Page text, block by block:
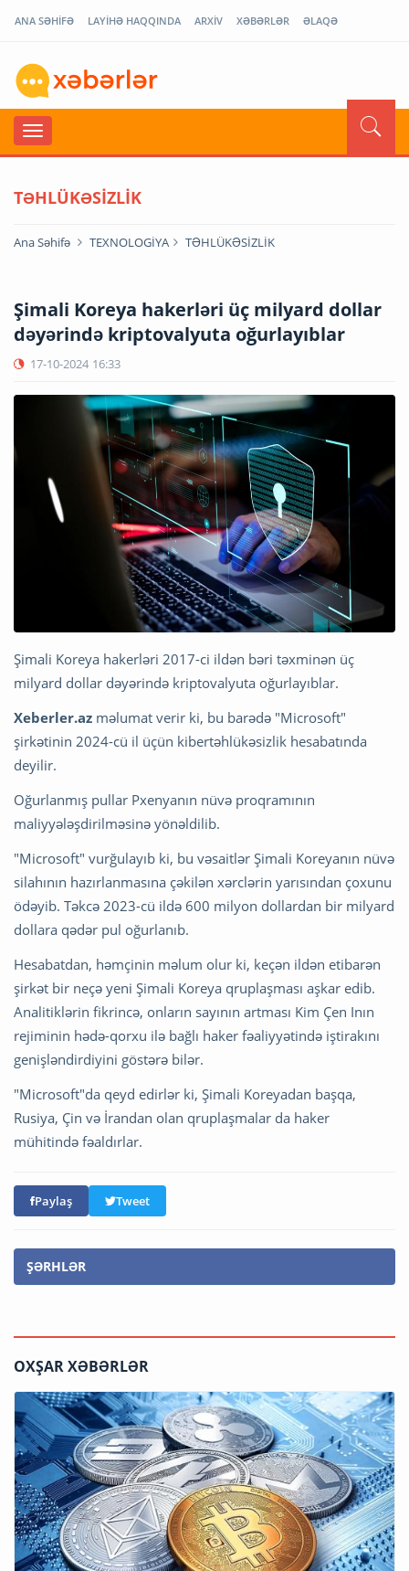
ANA SƏHİFƏ LAYİHƏ HAQQINDA ARXİV XƏBƏRLƏR ƏLAQƏ
TƏHLÜKƏSİZLİK
Ana Səhifə TEXNOLOGİYA TƏHLÜKƏSİZLİK
Şimali Koreya hakerləri üç milyard dollar
dəyərində kriptovalyuta oğurlayıblar
17-10-2024 16:33
Şimali Koreya hakerləri 2017-ci ildən bəri təxminən üç
milyard dollar dəyərində kriptovalyuta oğurlayıblar.
Xeberler.az məlumat verir ki, bu barədə "Microsoft"
şirkətinin 2024-cü il üçün kibertəhlükəsizlik hesabatında
deyilir.
Oğurlanmış pullar Pxenyanın nüvə proqramının
maliyyələşdirilməsinə yönəldilib.
"Microsoft" vurğulayıb ki, bu vəsaitlər Şimali Koreyanın nüvə
silahının hazırlanmasına çəkilən xərclərin yarısından çoxunu
ödəyib. Təkcə 2023-cü ildə 600 milyon dollardan bir milyard
dollara qədər pul oğurlanıb.
Hesabatdan, həmçinin məlum olur ki, keçən ildən etibarən
şirkət bir neçə yeni Şimali Koreya qruplaşması aşkar edib.
Analitiklərin fikrincə, onların sayının artması Kim Çen Inın
rejiminin hədə-qorxu ilə bağlı haker fəaliyyətində iştirakını
genişləndirdiyini göstərə bilər.
"Microsoft"da qeyd edirlər ki, Şimali Koreyadan başqa,
Rusiya, Çin və İrandan olan qruplaşmalar da haker
mühitində fəaldırlar.
Paylaş Tweet
ŞƏRHLƏR
OXŞAR XƏBƏRLƏR